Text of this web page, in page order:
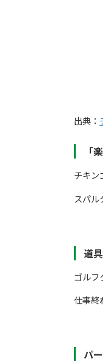
出典：
「
チキン
スパル
道
ゴルフ
仕事終
パ